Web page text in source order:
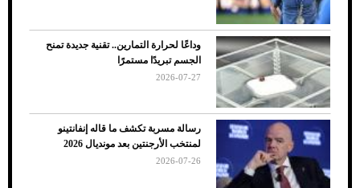
وداعًا لحرارة التمارين.. تقنية جديدة تمنح
الجسم تبريدًا مستمرًا
2026-07-27
رسالة مسربة تكشف ما قاله إنفانتينو
لمنتخب الأرجنتين بعد مونديال 2026
2026-07-26